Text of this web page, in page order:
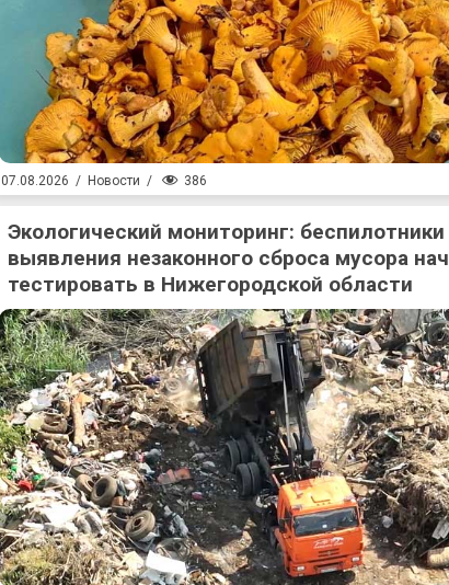
07.08.2026 / Новости / 386
Экологический мониторинг:
выявления незаконного сброса мусора
тестировать в Нижегородской области